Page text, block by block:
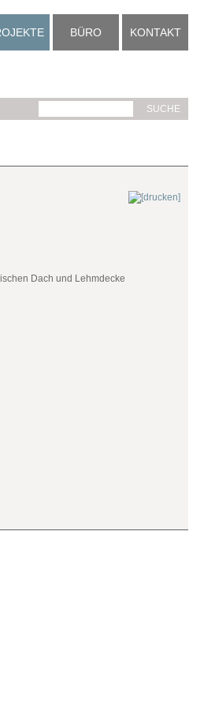
BÜRO KONTAKT
Dach und Lehmdecke